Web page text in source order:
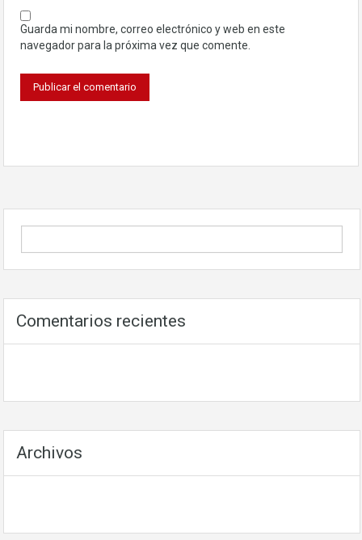
Guarda mi nombre, correo electrónico y web en este
navegador para la próxima vez que comente.
Comentarios recientes
Archivos